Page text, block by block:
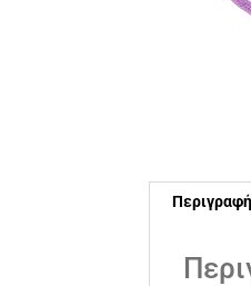
Περιγραφή